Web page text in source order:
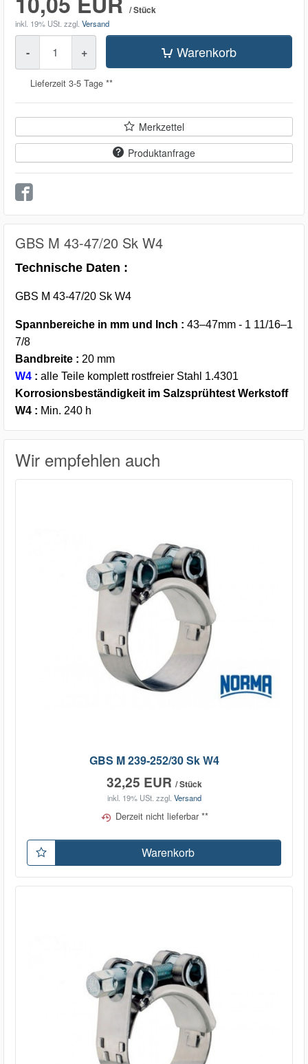
/ Stück
inkl. 19% USt. zzgl. Versand
- + Warenkorb
Lieferzeit 3-5 Tage **
Merkzettel
Produktanfrage
GBS M 43-47/20 Sk W4
Technische Daten :
GBS M 43-47/20 Sk W4
Spannbereiche in mm und Inch : 43–47mm - 1 11/16–1
7/8
Bandbreite : 20 mm
W4 : alle Teile komplett rostfreier Stahl 1.4301
Korrosionsbeständigkeit im Salzsprühtest Werkstoff
W4 : Min. 240 h
Wir empfehlen auch
GBS M 239-252/30 Sk W4
32,25 EUR / Stück
inkl. 19% USt. zzgl. Versand
Derzeit nicht lieferbar **
Warenkorb